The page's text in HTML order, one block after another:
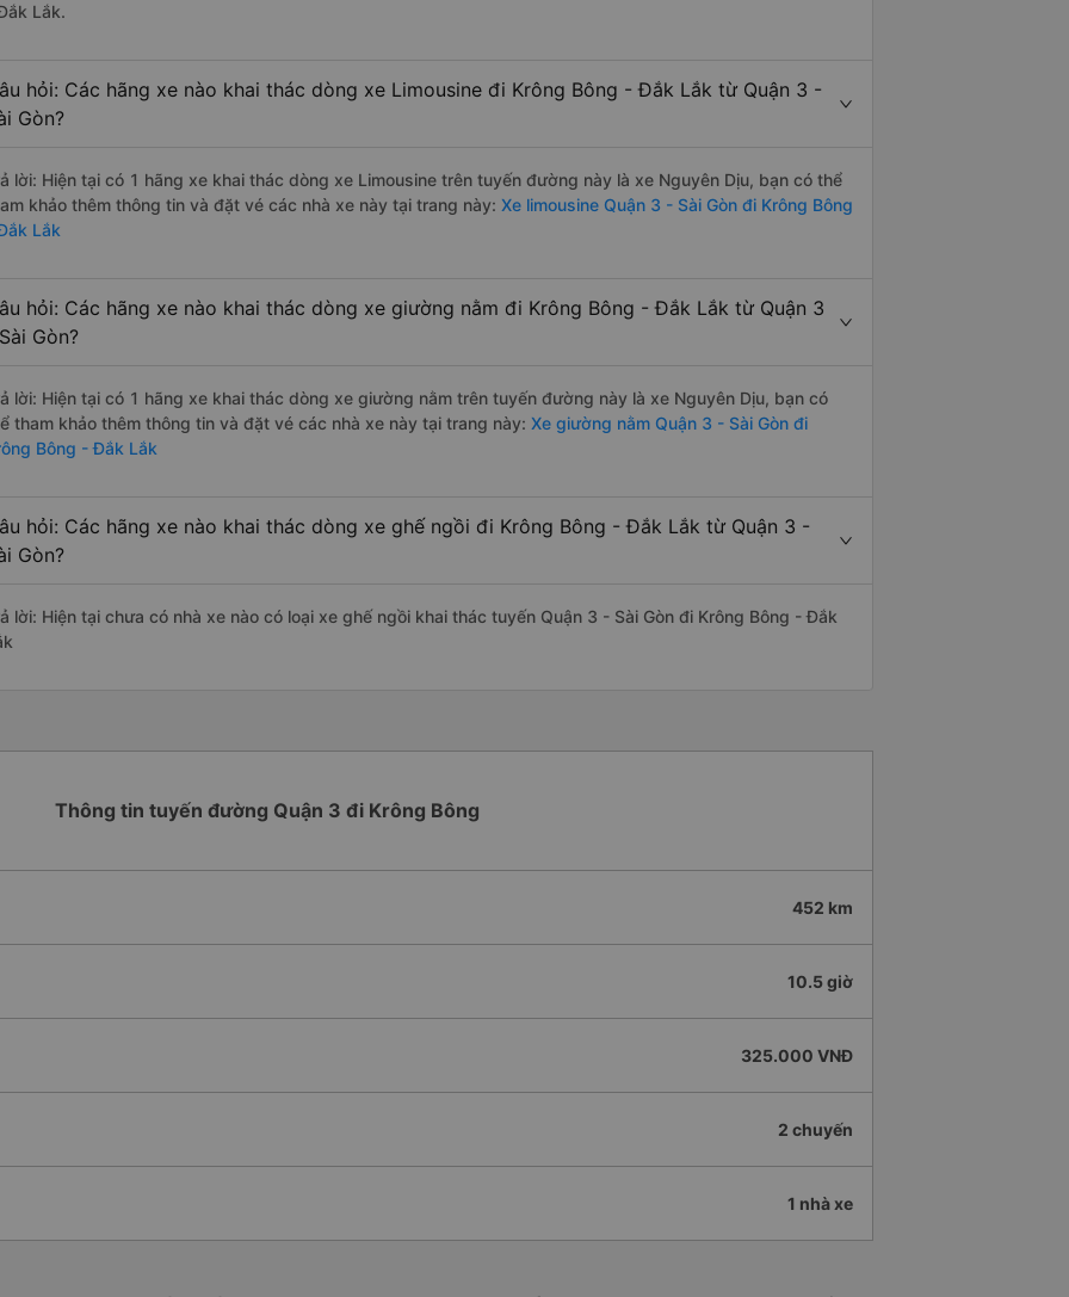
Lắk.
hỏi: Các hãng xe nào khai thác dòng xe Limousine đi Krông Bông - Đắk Lắk từ Quận 3 -
Gòn?
lời: Hiện tại có 1 hãng xe khai thác dòng xe Limousine trên tuyến đường này là xe Nguyên Dịu, bạn có thể
khảo thêm thông tin và đặt vé các nhà xe này tại trang này: Xe limousine Quận 3 - Sài Gòn đi Krông Bông
Lắk
hỏi: Các hãng xe nào khai thác dòng xe giường nằm đi Krông Bông - Đắk Lắk từ Quận 3
Gòn?
lời: Hiện tại có 1 hãng xe khai thác dòng xe giường nằm trên tuyến đường này là xe Nguyên Dịu, bạn có
tham khảo thêm thông tin và đặt vé các nhà xe này tại trang này: Xe giường nằm Quận 3 - Sài Gòn đi
Bông - Đắk Lắk
hỏi: Các hãng xe nào khai thác dòng xe ghế ngồi đi Krông Bông - Đắk Lắk từ Quận 3 -
Gòn?
lời: Hiện tại chưa có nhà xe nào có loại xe ghế ngồi khai thác tuyến Quận 3 - Sài Gòn đi Krông Bông - Đắk
Thông tin tuyến đường Quận 3 đi Krông Bông
452 km
10.5 giờ
325.000 VNĐ
2 chuyến
1 nhà xe